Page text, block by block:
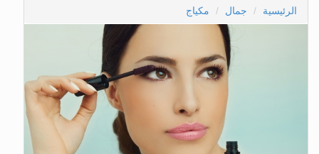
الرئيسية جمال مكياج